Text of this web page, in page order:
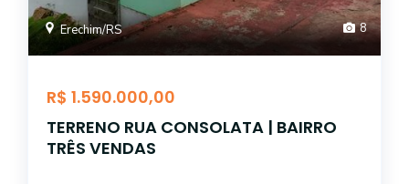
Erechim/RS 8
R$ 1.590.000,00
TERRENO RUA CONSOLATA | BAIRRO
TRÊS VENDAS